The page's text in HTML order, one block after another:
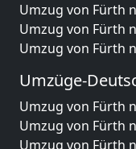
Umzug von Fürth
Umzug von Fürth
Umzug von Fürth
Umzüge-
Umzug von Fürth
Umzug von Fürth
Umzug von Fürth